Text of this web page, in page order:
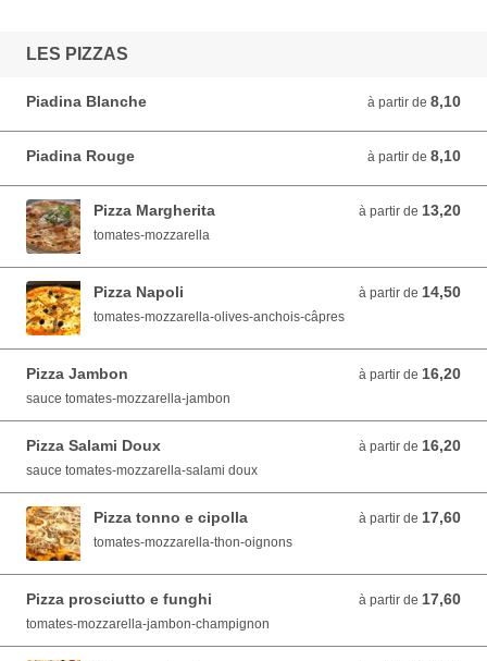
LES PIZZAS
Piadina Blanche à partir de 8,10
à partir de 8,10 EUR
Piadina Rouge à partir de 8,10
à partir de 8,10 EUR
Pizza Margherita à partir de 13,20
à partir de 13,20 EUR
tomates-mozzarella
Pizza Napoli à partir de 14,50
à partir de 14,50 EUR
tomates-mozzarella-olives-anchois-câpres
Pizza Jambon à partir de 16,20
à partir de 16,20 EUR
sauce tomates-mozzarella-jambon
Pizza Salami Doux à partir de 16,20
à partir de 16,20 EUR
sauce tomates-mozzarella-salami doux
Pizza tonno e cipolla à partir de 17,60
à partir de 17,60 EUR
tomates-mozzarella-thon-oignons
Pizza prosciutto e funghi à partir de 17,60
à partir de 17,60 EUR
tomates-mozzarella-jambon-champignon